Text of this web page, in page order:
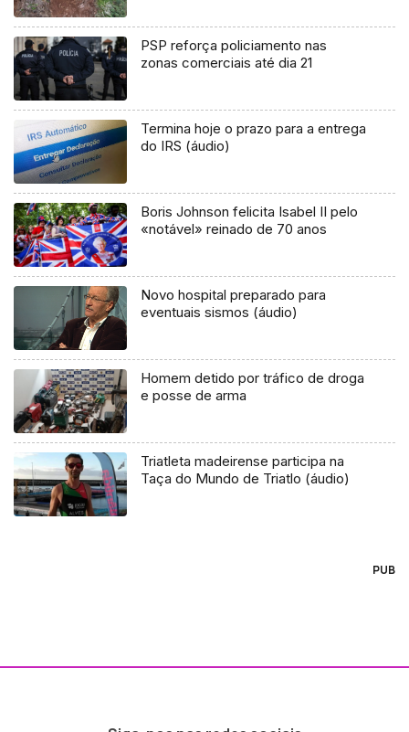
PSP reforça policiamento nas
zonas comerciais até dia 21
Termina hoje o prazo para a entrega
do IRS (áudio)
Boris Johnson felicita Isabel II pelo
«notável» reinado de 70 anos
Novo hospital preparado para
eventuais sismos (áudio)
Homem detido por tráfico de droga
e posse de arma
Triatleta madeirense participa na
Taça do Mundo de Triatlo (áudio)
PUB